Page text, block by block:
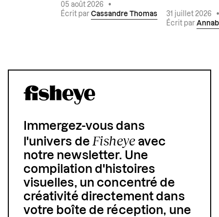
05 août 2026
•
Écrit par Cassandre Thomas 31 juillet 2026
Écrit par
Immergez-vous dans
l'univers de Fisheyeavec
notre newsletter. Une
compilation d'histoires
visuelles, un concentré de
créativité directement dans
votre boîte de réception, une